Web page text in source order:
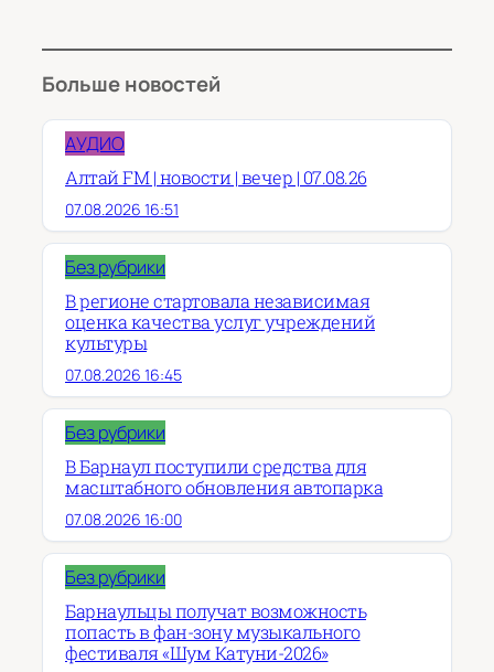
Больше новостей
АУДИО
Алтай FM | новости | вечер | 07.08.26
07.08.2026 16:51
Без рубрики
В регионе стартовала независимая
оценка качества услуг учреждений
культуры
07.08.2026 16:45
Без рубрики
В Барнаул поступили средства для
масштабного обновления автопарка
07.08.2026 16:00
Без рубрики
Барнаульцы получат возможность
попасть в фан-зону музыкального
фестиваля «Шум Катуни-2026»